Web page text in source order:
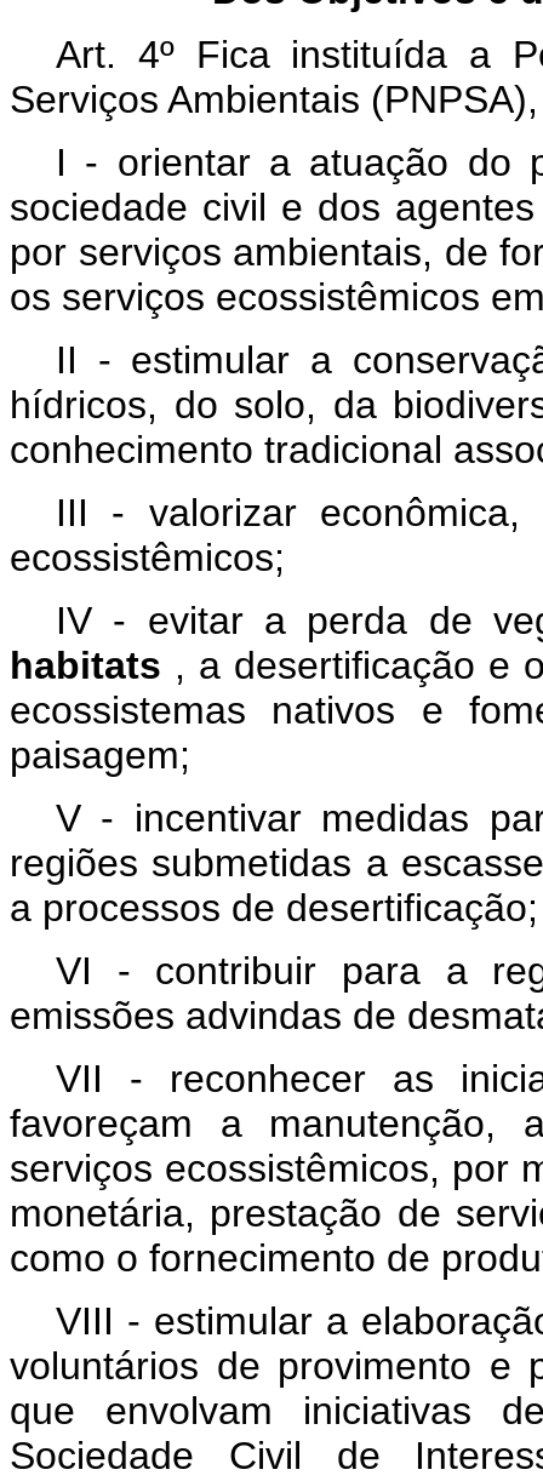
Art. 4º Fica instituída a
Serviços Ambientais
I - orientar a atuação do
sociedade civil e dos
por serviços ambientais, de
os serviços ecossistêmicos
II - estimular a
hídricos, do solo, da
conhecimento tradicional
III - valorizar
ecossistêmicos;
IV - evitar a perda de
habitats , a desertificação e
ecossistemas nativos e
paisagem;
V - incentivar medidas
regiões submetidas a
a processos de desertificação;
VI - contribuir para a
emissões advindas de
VII - reconhecer as
favoreçam a manutenção,
serviços ecossistêmicos, por
monetária, prestação de
como o fornecimento de
VIII - estimular a
voluntários de provimento e
que envolvam iniciativas
Sociedade Civil de